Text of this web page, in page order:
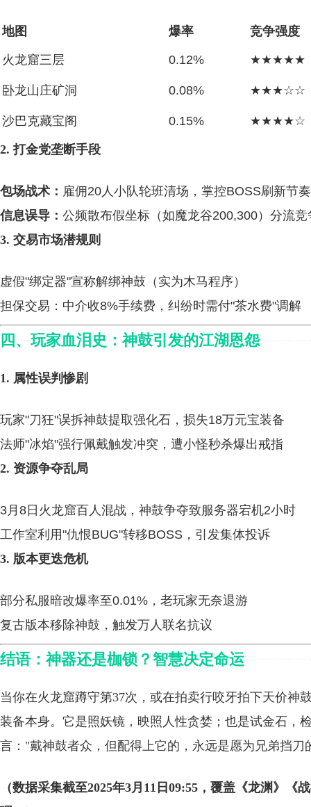
地图 爆率 竞争强度
火龙窟三层 0.12% ★★★★★
卧龙山庄矿洞 0.08% ★★★☆☆
沙巴克藏宝阁 0.15% ★★★★☆
2. 打金党垄断手段
包场战术： 雇佣20人小队轮班清场，掌控BOSS刷新节奏
信息误导： 公频散布假坐标（如魔龙谷200,300）分流竞
3. 交易市场潜规则
虚假"绑定器"宣称解绑神鼓（实为木马程序）
担保交易：中介收8%手续费，纠纷时需付"茶水费"调解
四、玩家血泪史：神鼓引发的江湖恩怨
1. 属性误判惨剧
玩家"刀狂"误拆神鼓提取强化石，损失18万元宝装备
法师"冰焰"强行佩戴触发冲突，遭小怪秒杀爆出戒指
2. 资源争夺乱局
3月8日火龙窟百人混战，神鼓争夺致服务器宕机2小时
工作室利用"仇恨BUG"转移BOSS，引发集体投诉
3. 版本更迭危机
部分私服暗改爆率至0.01%，老玩家无奈退游
复古版本移除神鼓，触发万人联名抗议
结语：神器还是枷锁？智慧决定命运
当你在火龙窟蹲守第37次，或在拍卖行咬牙拍下天价
装备本身。它是照妖镜，映照人性贪婪；也是试金石，
言："戴神鼓者众，但配得上它的，永远是愿为兄弟挡刀
（数据采集截至2025年3月11日09:55，覆盖《龙渊》